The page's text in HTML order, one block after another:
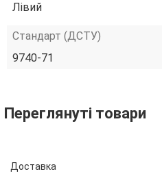
Лівий
Стандарт (ДСТУ)
9740-71
Переглянуті товари
Доставка